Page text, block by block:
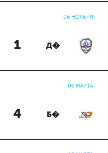
06 НОЯБРЯ
1 Д�
06 МАРТА
4 Б�